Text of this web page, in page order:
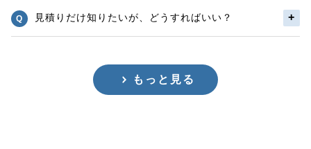
見積りだけ知りたいが、どうすればいい？
もっと見る